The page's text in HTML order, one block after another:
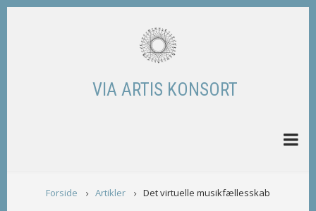
Skip
VIA ARTIS KONSORT
BREADCRUMB
Forside Artikler Det virtuelle musikfællesskab